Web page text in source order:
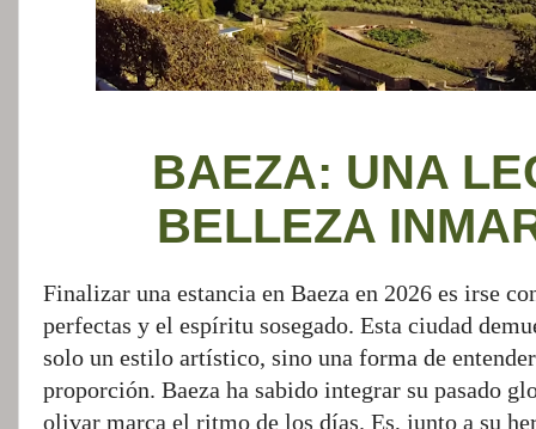
BAEZA: UNA
BELLEZA
Finalizar una estancia en Baeza en 2026 es irse
perfectas y el espíritu sosegado. Esta ciudad
solo un estilo artístico, sino una forma de
proporción. Baeza ha sabido integrar su pasado
olivar marca el ritmo de los días. Es, junto a su